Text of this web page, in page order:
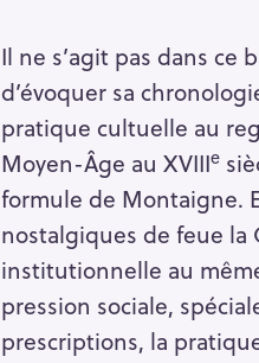
Il ne s’agit pas dans
d’évoquer sa
pratique cultuelle au
Moyen-Âge au XVIIIe
formule de Montaigne.
nostalgiques de feue la
institutionnelle au
pression sociale,
prescriptions, la